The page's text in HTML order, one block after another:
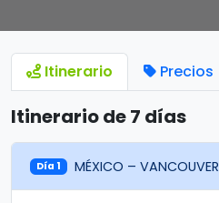
Itinerario Precios
Itinerario de 7 días
Día 1 MÉXICO – VANCOUVER